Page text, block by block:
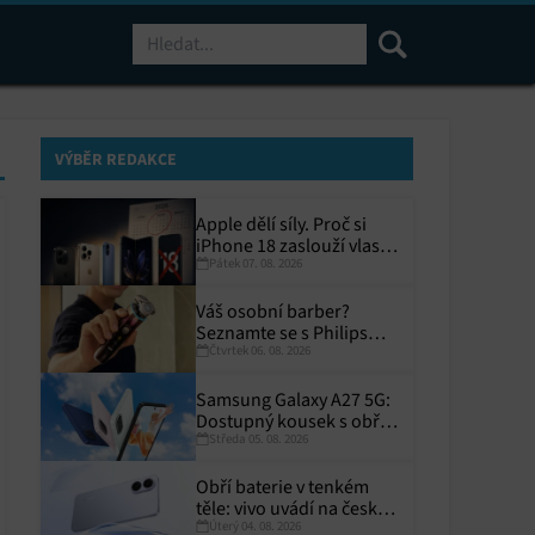
VÝBĚR REDAKCE
Apple dělí síly. Proč si
iPhone 18 zaslouží vlastní
termín?
Pátek 07. 08. 2026
Váš osobní barber?
Seznamte se s Philips
i9000 Prestige Ultra
Čtvrtek 06. 08. 2026
Samsung Galaxy A27 5G:
Dostupný kousek s obřím
displejem
Středa 05. 08. 2026
Obří baterie v tenkém
těle: vivo uvádí na český
trh V70 Lite 5G
Úterý 04. 08. 2026